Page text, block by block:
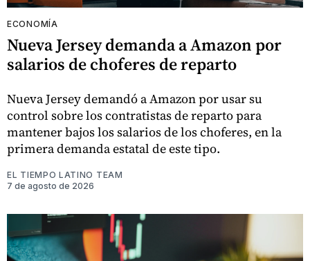
ECONOMÍA
Nueva Jersey demanda a Amazon por
salarios de choferes de reparto
Nueva Jersey demandó a Amazon por usar su
control sobre los contratistas de reparto para
mantener bajos los salarios de los choferes, en la
primera demanda estatal de este tipo.
EL TIEMPO LATINO TEAM
7 de agosto de 2026